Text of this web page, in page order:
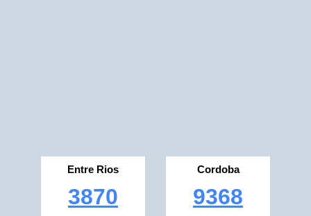
Entre Rios
3870
Cordoba
9368